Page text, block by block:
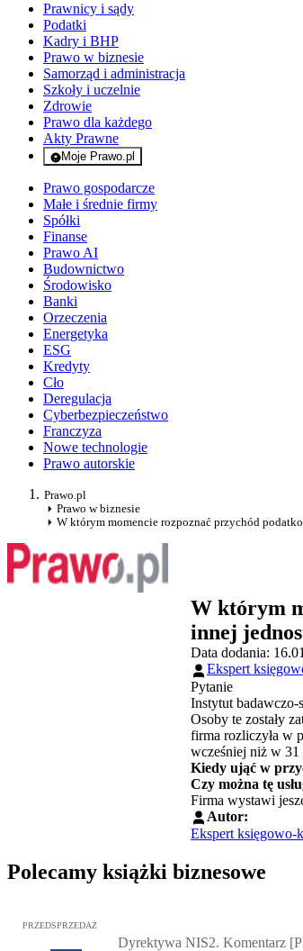
Prawnicy i sądy
Podatki
Kadry i BHP
Prawo w biznesie
Samorząd i administracja
Szkoły i uczelnie
Zdrowie
Prawo dla każdego
Akty Prawne
Moje Prawo.pl
- rejestracja i logowanie do serwisu
Prawo gospodarcze
Małe i średnie firmy
Spółki
Finanse
Prawo AI
Budownictwo
Środowisko
Banki
Orzeczenia
Energetyka
ESG
Kredyty
Cło
Deregulacja
Cyberbezpieczeństwo
Franczyza
Nowe technologie
Prawo autorskie
Prawo.pl
Prawo w biznesie
W którym momencie rozpoznać przychód
W którym
innej
Data dodania:
Ekspert
Pytanie
Instytut
Osoby te zostały
firma rozliczyła w
wcześniej niż w 31
Kiedy ująć w
Czy można tę
Firma wystawi
Autor:
Ekspert księgowo-
Polecamy książki biznesowe
Przejdź do: Dyrektywa NIS2. Komentarz
PRZEDSPRZEDAŻ
Dyrektywa NIS2. Komentarz